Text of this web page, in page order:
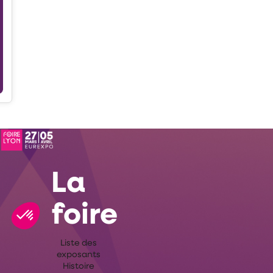
La
foire
Liste des
exposants
Histoire